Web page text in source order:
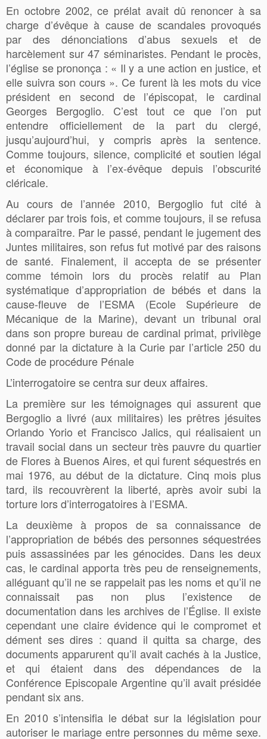
En octobre 2002, ce prélat avait dû renoncer à sa
charge d’évêque à cause de scandales provoqués
par des dénonciations d’abus sexuels et de
harcèlement sur 47 séminaristes. Pendant le procès,
l’église se prononça : « Il y a une action en justice, et
elle suivra son cours ». Ce furent là les mots du vice
président en second de l’épiscopat, le cardinal
Georges Bergoglio. C’est tout ce que l’on put
entendre officiellement de la part du clergé,
jusqu’aujourd’hui, y compris après la sentence.
Comme toujours, silence, complicité et soutien légal
et économique à l’ex-évêque depuis l’obscurité
cléricale.
Au cours de l’année 2010, Bergoglio fut cité à
déclarer par trois fois, et comme toujours, il se refusa
à comparaître. Par le passé, pendant le jugement des
Juntes militaires, son refus fut motivé par des raisons
de santé. Finalement, il accepta de se présenter
comme témoin lors du procès relatif au Plan
systématique d’appropriation de bébés et dans la
cause-fleuve de l’ESMA (Ecole Supérieure de
Mécanique de la Marine), devant un tribunal oral
dans son propre bureau de cardinal primat, privilège
donné par la dictature à la Curie par l’article 250 du
Code de procédure Pénale
L’interrogatoire se centra sur deux affaires.
La première sur les témoignages qui assurent que
Bergoglio a livré (aux militaires) les prêtres jésuites
Orlando Yorio et Francisco Jalics, qui réalisaient un
travail social dans un secteur très pauvre du quartier
de Flores à Buenos Aires, et qui furent séquestrés en
mai 1976, au début de la dictature. Cinq mois plus
tard, ils recouvrèrent la liberté, après avoir subi la
torture lors d’interrogatoires à l’ESMA.
La deuxième à propos de sa connaissance de
l’appropriation de bébés des personnes séquestrées
puis assassinées par les génocides. Dans les deux
cas, le cardinal apporta très peu de renseignements,
alléguant qu’il ne se rappelait pas les noms et qu’il ne
connaissait pas non plus l’existence de
documentation dans les archives de l’Église. Il existe
cependant une claire évidence qui le compromet et
dément ses dires : quand il quitta sa charge, des
documents apparurent qu’il avait cachés à la Justice,
et qui étaient dans des dépendances de la
Conférence Episcopale Argentine qu’il avait présidée
pendant six ans.
En 2010 s’intensifia le débat sur la législation pour
autoriser le mariage entre personnes du même sexe.